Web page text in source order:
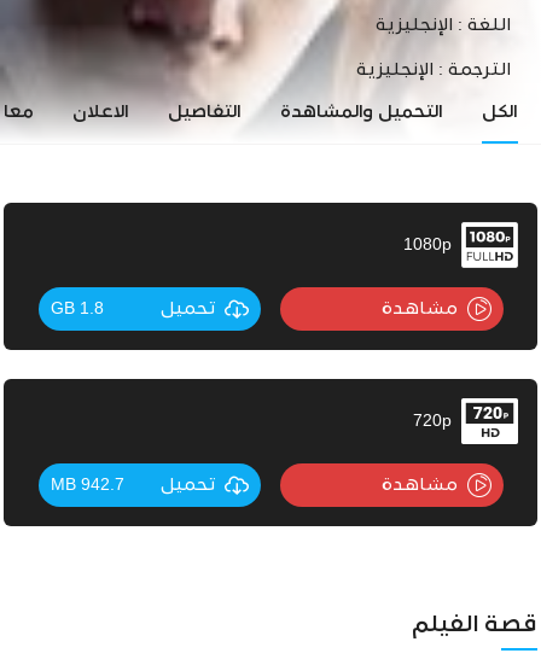
اللغة : الإنجليزية
الترجمة : الإنجليزية
الكل التحميل والمشاهدة التفاصيل الاعلان
1080p
مشاهدة تحميل 1.8 GB
720p
مشاهدة تحميل 942.7 MB
قصة الفيلم